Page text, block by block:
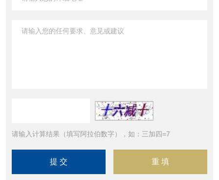
请输入计算结果（填写阿拉伯数字），如：三加四=7